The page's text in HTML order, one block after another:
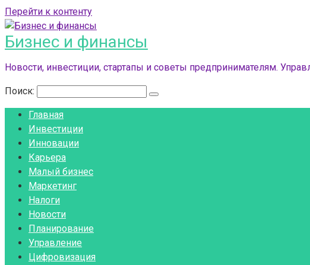
Перейти к контенту
Бизнес и финансы
Новости, инвестиции, стартапы и советы предпринимателям.
Поиск:
Главная
Инвестиции
Инновации
Карьера
Малый бизнес
Маркетинг
Налоги
Новости
Планирование
Управление
Цифровизация